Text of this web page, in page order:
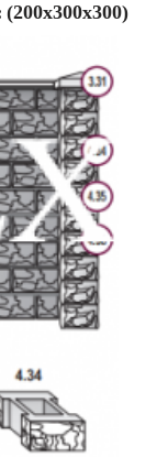
(200х300х300)